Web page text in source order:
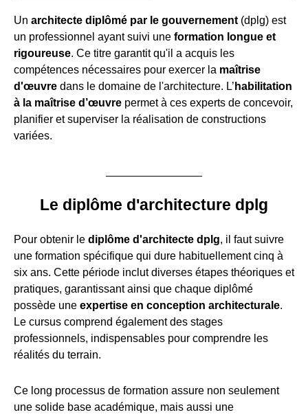
Un architecte diplômé par le gouvernement (dplg) est
un professionnel ayant suivi une formation longue et
rigoureuse. Ce titre garantit qu'il a acquis les
compétences nécessaires pour exercer la maîtrise
d'œuvre dans le domaine de l'architecture. L’ habilitation
à la maîtrise d’œuvre permet à ces experts de concevoir,
planifier et superviser la réalisation de constructions
variées.
Le diplôme d'architecture dplg
Pour obtenir le diplôme d'architecte dplg, il faut suivre
une formation spécifique qui dure habituellement cinq à
six ans. Cette période inclut diverses étapes théoriques et
pratiques, garantissant ainsi que chaque diplômé
possède une expertise en conception architecturale.
Le cursus comprend également des stages
professionnels, indispensables pour comprendre les
réalités du terrain.
Ce long processus de formation assure non seulement
une solide base académique, mais aussi une